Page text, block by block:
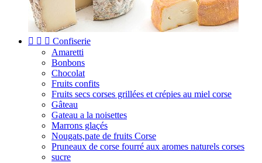
   Confiserie
Amaretti
Bonbons
Chocolat
Fruits confits
Fruits secs corses grillées et crépies au miel corse
Gâteau
Gateau a la noisettes
Marrons glaçés
Nougats,pate de fruits Corse
Pruneaux de corse fourré aux aromes naturels corses
sucre